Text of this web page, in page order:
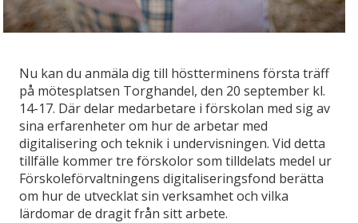
Nu kan du anmäla dig till höstterminens första träff
på mötesplatsen Torghandel, den 20 september kl.
14-17. Där delar medarbetare i förskolan med sig av
sina erfarenheter om hur de arbetar med
digitalisering och teknik i undervisningen. Vid detta
tillfälle kommer tre förskolor som tilldelats medel ur
Förskoleförvaltningens digitaliseringsfond berätta
om hur de utvecklat sin verksamhet och vilka
lärdomar de dragit från sitt arbete.